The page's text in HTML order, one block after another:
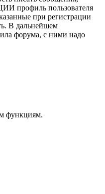
профиль пользователя
при регистрации
В дальнейшем
форума, с ними надо
функциям.